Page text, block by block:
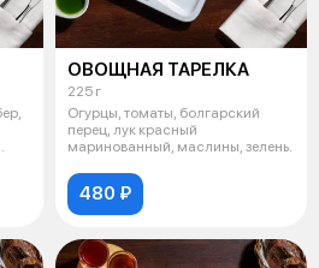
ОВОЩНАЯ ТАРЕЛКА
225 г
Огурцы, томаты, болгарский
перец, лук красный
маринованный, маслины, зелень.
480 ₽